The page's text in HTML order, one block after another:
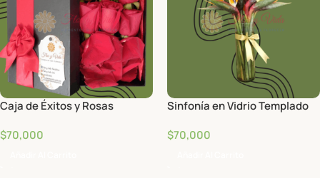
Caja de Éxitos y Rosas
$70,000
Sinfonía en Vidrio Templado
$70,000